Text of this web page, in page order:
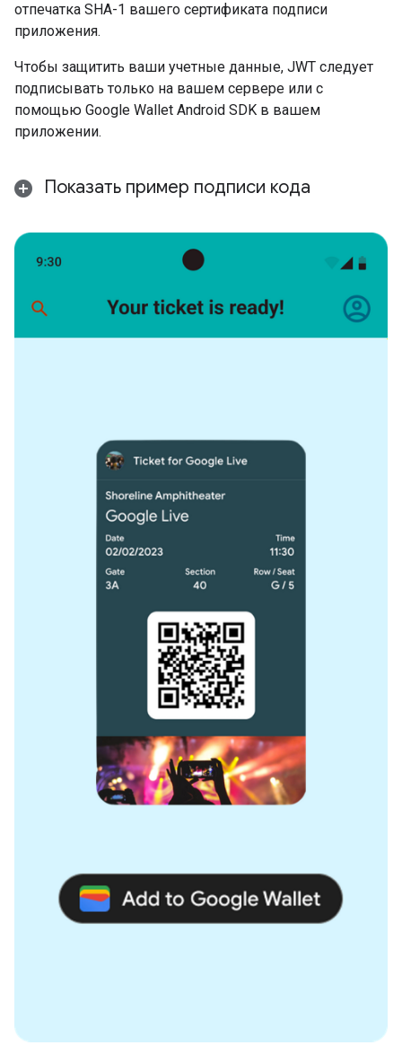
отпечатка SHA-1 вашего сертификата подписи
приложения.
Чтобы защитить ваши учетные данные, JWT следует
подписывать только на вашем сервере или с
помощью Google Wallet Android SDK в вашем
приложении.
Показать пример подписи кода